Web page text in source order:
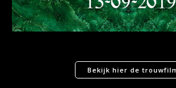
Bekijk hier de